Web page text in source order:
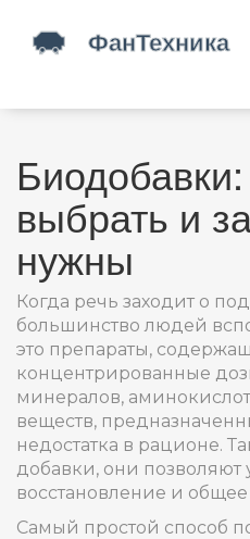
выбрать и
нужны
Когда речь заходит о
большинство людей
это препараты,
концентрированные
минералов,
веществ,
недостатка в рационе.
добавки, они
восстановление и общее
Самый простой способ